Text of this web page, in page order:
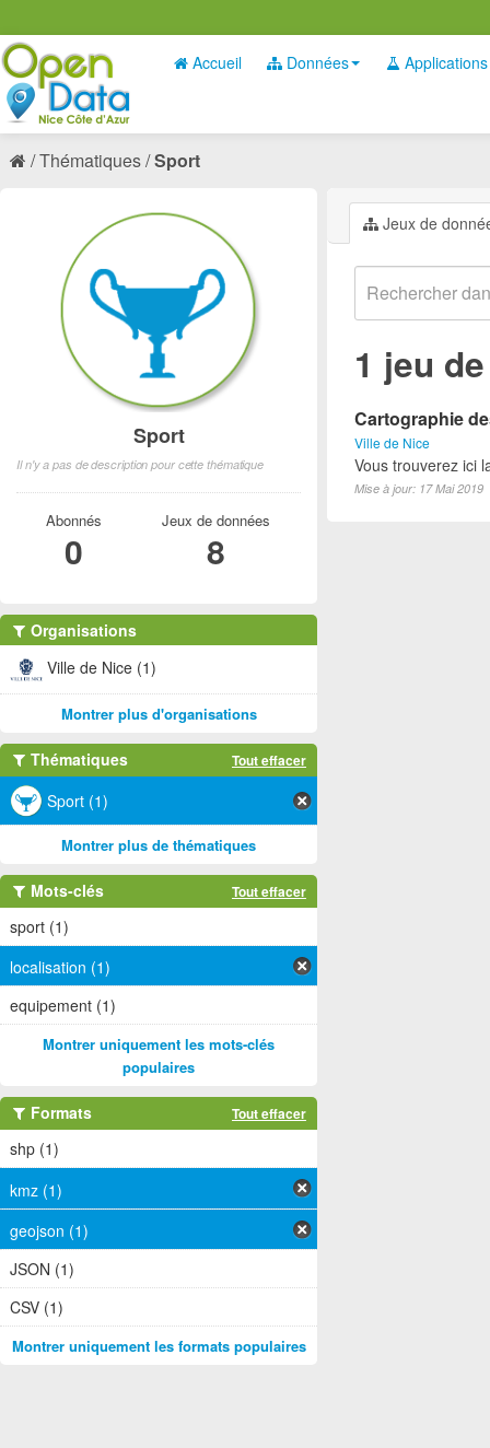
Accueil Données Applications
Thématiques Sport
Jeux de
1 jeu
Cartographie
Ville de Nice
Vous trouverez ici
Mise à jour: 17 Mai 2019
Sport
Il n'y a pas de description pour cette thématique
Abonnés
0
Jeux de données
8
Organisations
Ville de Nice (1)
Montrer plus d'organisations
Thématiques Tout effacer
Sport (1)
Montrer plus de thématiques
Mots-clés Tout effacer
sport (1)
localisation (1)
equipement (1)
Montrer uniquement les mots-clés
populaires
Formats Tout effacer
shp (1)
kmz (1)
geojson (1)
JSON (1)
CSV (1)
Montrer uniquement les formats populaires